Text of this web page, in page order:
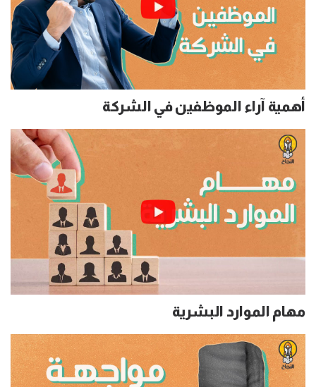
أهمية آراء الموظفين في الشركة
مهام الموارد البشرية